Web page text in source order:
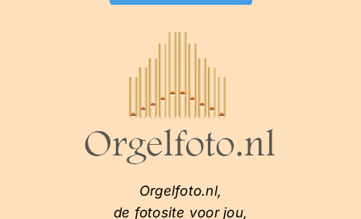
Orgelfoto.nl,
de fotosite voor jou,